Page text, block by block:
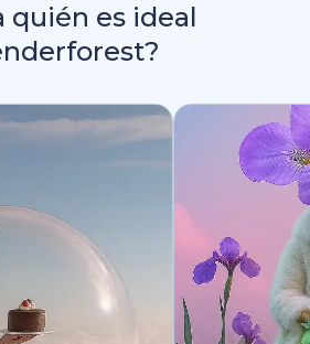
quién es ideal